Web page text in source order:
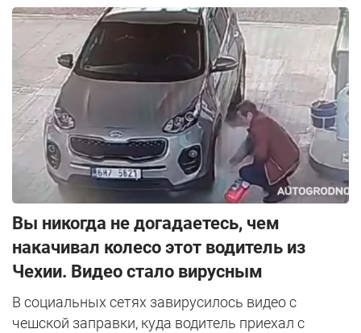
Вы никогда не догадаетесь, чем
накачивал колесо этот водитель из
Чехии. Видео стало вирусным
В социальных сетях завирусилось видео с
чешской заправки, куда водитель приехал с